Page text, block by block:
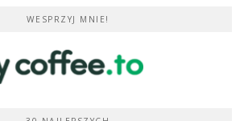
WESPRZYJ MNIE!